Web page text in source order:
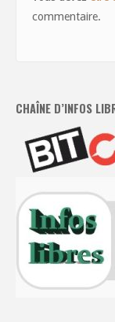
commentaire.
CHAÎNE D’INFOS